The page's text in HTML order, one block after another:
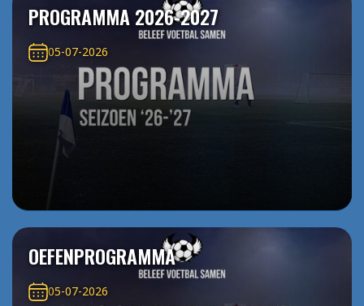
PROGRAMMA 2026-2027
05-07-2026
OEFENPROGRAMMA
05-07-2026